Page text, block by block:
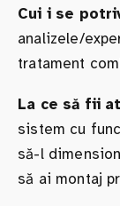
Cui i se
analizele/
tratament
La ce să fii
sistem cu
să-l
să ai montaj